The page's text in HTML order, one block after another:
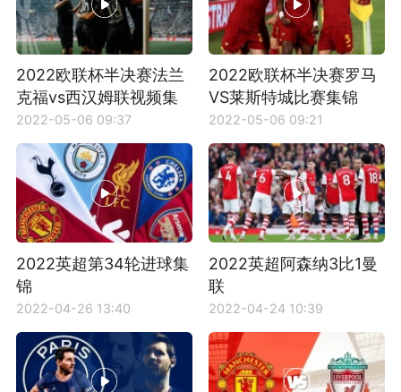
2022欧联杯半决赛法兰
克福vs西汉姆联视频集
锦
2022-05-06 09:37
2022欧联杯半决赛罗马
VS莱斯特城比赛集锦
2022-05-06 09:21
2022英超第34轮进球集
锦
2022-04-26 13:40
2022英超阿森纳3比1曼
联
2022-04-24 10:39